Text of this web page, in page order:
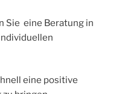
Sie eine Beratung in
eine positive